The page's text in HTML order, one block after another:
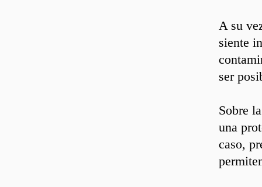
A su
siente
ser
Sobre
una
caso,